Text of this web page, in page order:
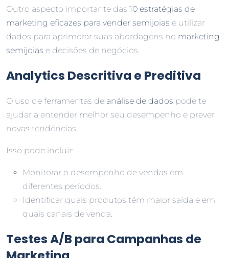
Outro aspecto importante das 10 estratégias de
marketing eficazes para vender semijoias é utilizar
dados para aprimorar suas abordagens no marketing
semijoias e decisões de negócios.
Analytics Descritiva e Preditiva
O uso de ferramentas de análise de dados pode te
ajudar a entender melhor seu desempenho e prever
novas tendências.
Isso pode incluir:.
Monitorar o desempenho de vendas em
diferentes períodos.
Identificar quais produtos têm maior saída e em
quais canais de venda.
Testes A/B para Campanhas de